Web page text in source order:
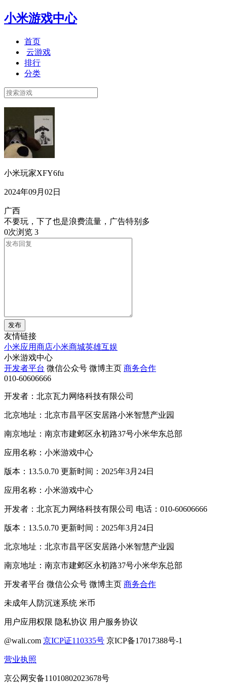
小米游戏中心
首页
云游戏
排行
分类
小米玩家XFY6fu
2024年09月02日
广西
不要玩，下了也是浪费流量，广告特别多
0次浏览 3
发布
友情链接
小米应用商店小米商城英雄互娱
小米游戏中心
开发者平台 微信公众号 微博主页 商务合作
010-60606666
开发者：北京瓦力网络科技有限公司
北京地址：北京市昌平区安居路小米智慧产业园
南京地址：南京市建邺区永初路37号小米华东总部
应用名称：小米游戏中心
版本：13.5.0.70 更新时间：2025年3月24日
应用名称：小米游戏中心
开发者：北京瓦力网络科技有限公司 电话：010-60606666
版本：13.5.0.70 更新时间：2025年3月24日
北京地址：北京市昌平区安居路小米智慧产业园
南京地址：南京市建邺区永初路37号小米华东总部
开发者平台 微信公众号 微博主页 商务合作
未成年人防沉迷系统 米币
用户应用权限 隐私协议 用户服务协议
@wali.com 京ICP证110335号 京ICP备17017388号-1
营业执照
京公网安备11010802023678号